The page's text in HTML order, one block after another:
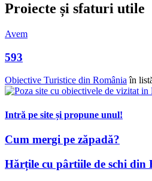
Proiecte și sfaturi utile
Avem
593
Obiective Turistice din Româniaîn
Intră pe site și propune unul!
Cum mergi pe zăpadă?
Hărțile cu pârtiile de schi din